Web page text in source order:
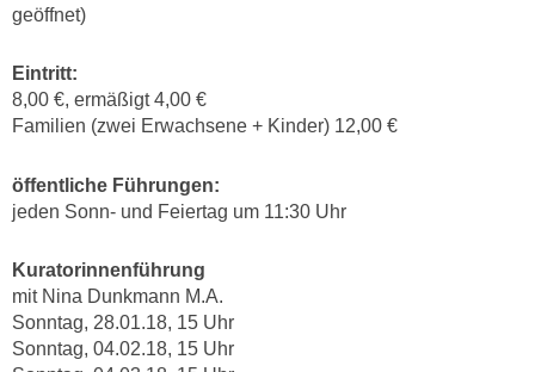
geöffnet)
Eintritt:
8,00 €, ermäßigt 4,00 €
Familien (zwei Erwachsene + Kinder) 12,00 €
öffentliche Führungen:
jeden Sonn- und Feiertag um 11:30 Uhr
Kuratorinnenführung
mit Nina Dunkmann M.A.
Sonntag, 28.01.18, 15 Uhr
Sonntag, 04.02.18, 15 Uhr